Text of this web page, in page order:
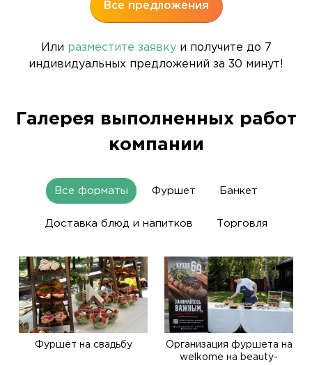
Все предложения
Или разместите заявкуи получите до 7
индивидуальных предложений за 30 минут!
Галерея выполненных работ
компании
Все форматы Фуршет Банкет
Доставка блюд и напитков Торговля
Фуршет на свадьбу
Организация фуршета на
welkome на beauty-